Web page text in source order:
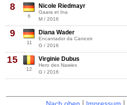
8
6
Nicole Riedmayr
Gaara et Ina
M / 2016
9
11
Diana Wader
Encantador da Caniceir
G / 2016
15
12
Virginie Dubus
Hero des Nawies
G / 2016
Nach oben Impressum